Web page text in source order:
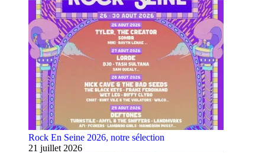
Rock En Seine 2026, notre sélection
21 juillet 2026